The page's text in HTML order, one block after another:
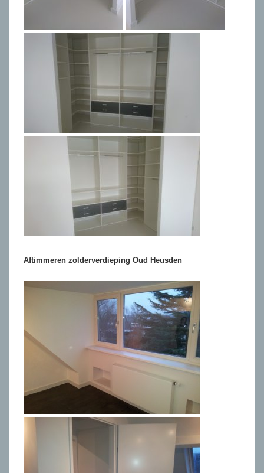
Aftimmeren zolderverdieping Oud Heusden